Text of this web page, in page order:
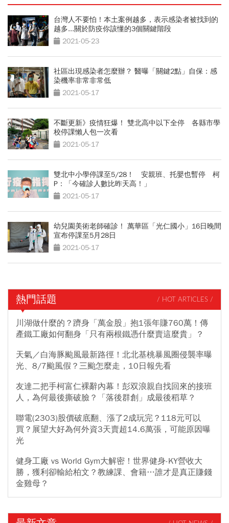
台灣人不要怕！本土案例越多，表示感染者被找到的
越多...關於防疫你該懂的3個關鍵階段
2021-05-23
社區出現感染者怎麼辦？ 醫曝「關鍵2點」自保：感
染機率非常非常低
2021-05-17
不斷更新》疫情狂爆！ 雙北高中以下全停 各縣市學
校停課懶人包一次看
2021-05-17
雙北中小學停課至5/28！ 安親班、托嬰也暫停 柯
P：「今確診人數比昨天高！」
2021-05-17
幼兒園美術老師確診！ 萬華區「光仁國小」16日晚間
宣布停課至5月28日
2021-05-17
熱門話題 / HOT ARTICLES /
川湖做什麼的？躋身「萬金股」抱1張年賺760萬！傳
產鐵工廠如何翻身「只有兩根鐵憑什麼賣這麼貴」？
天氣／白海豚颱風最新路徑！北北基桃暴風圈侵襲率曝
光、8/7颱風假？三颱怎麼走，10日報先看
友達二把手柯富仁裸辭內幕！彭双浪親自找回來的接班
人，為何最後撕破臉？「落後群創」成最後稻草？
聯電(2303)股價破底翻、漲了2成玩完？118元可以
買？展望大好為何外資3天賣超14.6萬張，可能原因曝
光
健身工廠 vs World Gym大解密！世界健身-KY營收大
勝，獲利卻輸給柏文？教練課、會籍…誰才是真正賺錢
金雞母？